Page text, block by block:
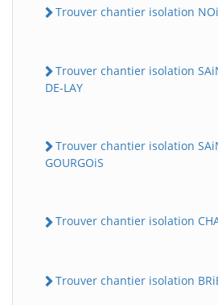
Trouver chantier isolation
Trouver chantier isolation
DE-LAY
Trouver chantier isolation
GOURGOiS
Trouver chantier isolation
Trouver chantier isolation